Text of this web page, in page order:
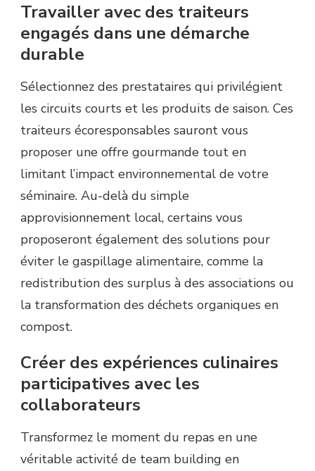
Travailler avec des traiteurs
engagés dans une démarche
durable
Sélectionnez des prestataires qui privilégient
les circuits courts et les produits de saison. Ces
traiteurs écoresponsables sauront vous
proposer une offre gourmande tout en
limitant l’impact environnemental de votre
séminaire. Au-delà du simple
approvisionnement local, certains vous
proposeront également des solutions pour
éviter le gaspillage alimentaire, comme la
redistribution des surplus à des associations ou
la transformation des déchets organiques en
compost.
Créer des expériences culinaires
participatives avec les
collaborateurs
Transformez le moment du repas en une
véritable activité de team building en